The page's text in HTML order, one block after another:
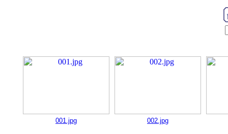
001.jpg 002.jpg